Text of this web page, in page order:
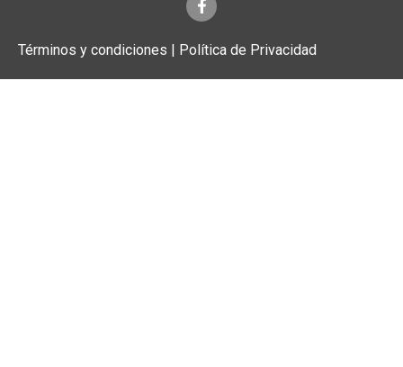
Términos y condiciones | Política de Privacidad